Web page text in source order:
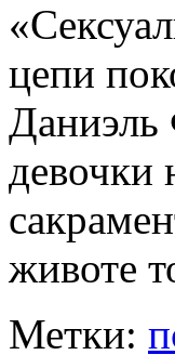
цепи
Даниэль
девочки
животе
Метки: